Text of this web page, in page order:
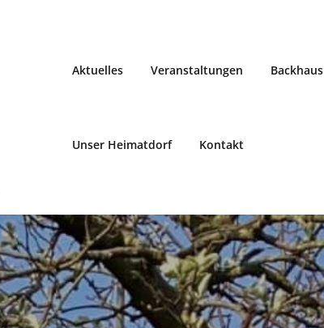
Aktuelles Veranstaltungen Backhaus
Unser Heimatdorf Kontakt